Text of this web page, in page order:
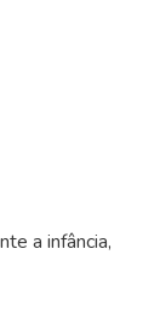
a infância,